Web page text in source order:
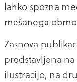
lahko spozna
mešanega
Zasnova
predstavljena
ilustracijo, na